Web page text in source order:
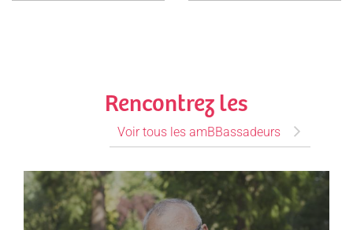
Rencontrez les
Voir tous les amBBassadeurs